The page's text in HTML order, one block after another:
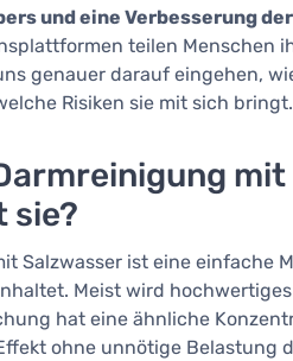
und eine Verbesserung
teilen Menschen
genauer darauf eingehen,
Risiken sie mit sich bringt.
sie?
Salzwasser ist eine einfache
Meist wird
hat eine ähnliche
ohne unnötige Belastung